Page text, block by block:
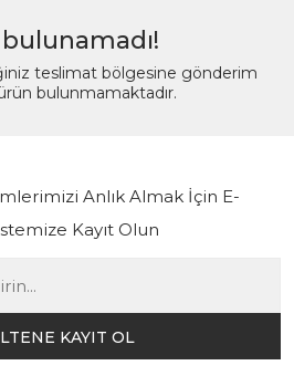
teslimat bölgesine gönderim
bulunmamaktadır.
Anlık Almak İçin E-
Kayıt Olun
KAYIT OL